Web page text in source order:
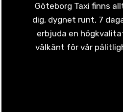
Göteborg Taxi finns
dig, dygnet runt, 7
erbjuda en
välkänt för vår